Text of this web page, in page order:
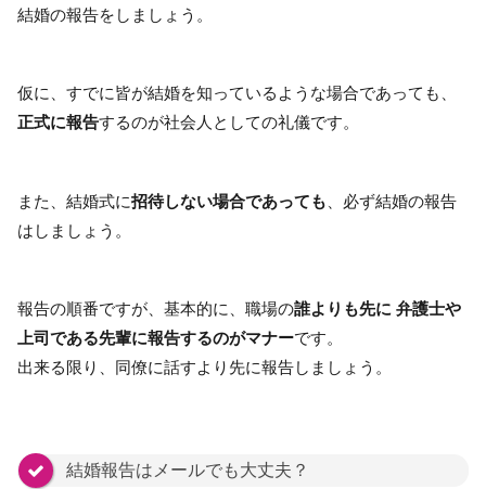
結婚の報告をしましょう。
仮に、すでに皆が結婚を知っているような場合であっても、
正式に報告するのが社会人としての礼儀です。
また、結婚式に招待しない場合であっても、必ず結婚の報告
はしましょう。
報告の順番ですが、基本的に、職場の誰よりも先に 弁護士や
上司である先輩に報告するのがマナーです。
出来る限り、同僚に話すより先に報告しましょう。
結婚報告はメールでも大丈夫？